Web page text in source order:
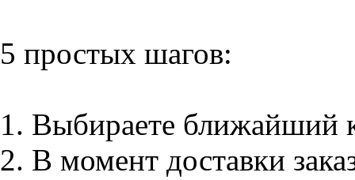
5 простых шагов:
1. Выбираете ближайший
2. В момент доставки